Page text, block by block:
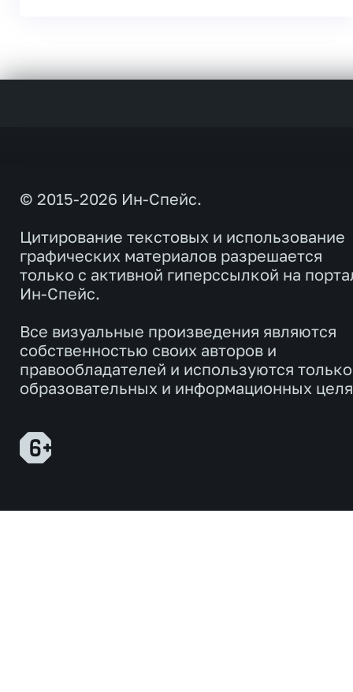
© 2015-2026 Ин-Спейс.
Цитирование текстовых и использование
графических материалов разрешается
только с активной гиперссылкой на
Ин-Спейс.
Все визуальные произведения являются
собственностью своих авторов и
правообладателей и используются
образовательных и информационных